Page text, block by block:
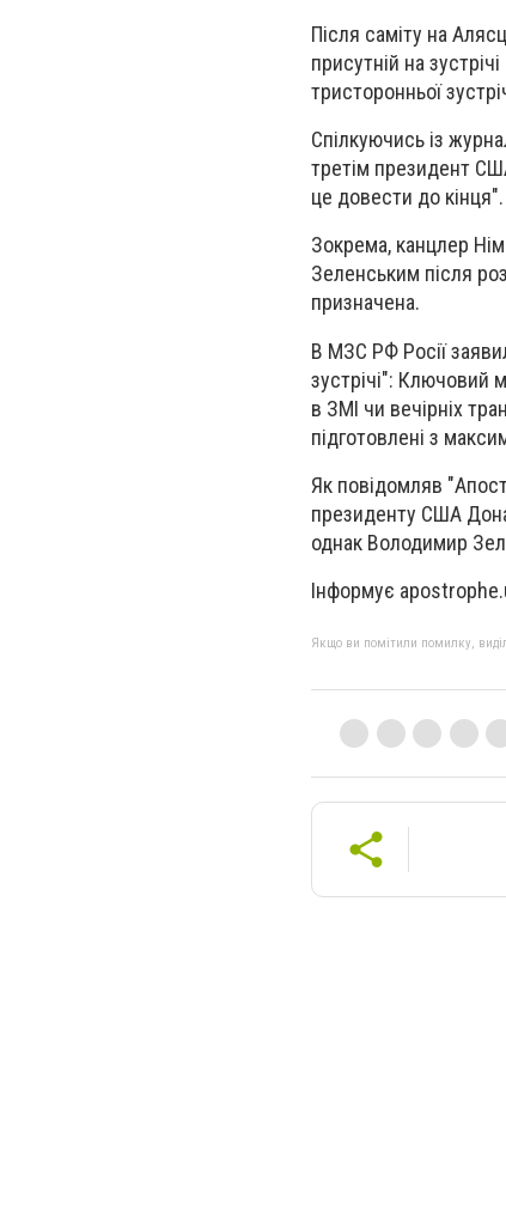
Після саміту на
присутній на
тристоронньої
Спілкуючись із
третім президент
це довести до кінця".
Зокрема, канцлер
Зеленським після
призначена.
В МЗС РФ Росії
зустрічі": Ключовий
в ЗМІ чи вечірніх
підготовлені з
Як повідомляв
президенту США
однак Володимир
Інформує
Якщо ви помітили помилку,